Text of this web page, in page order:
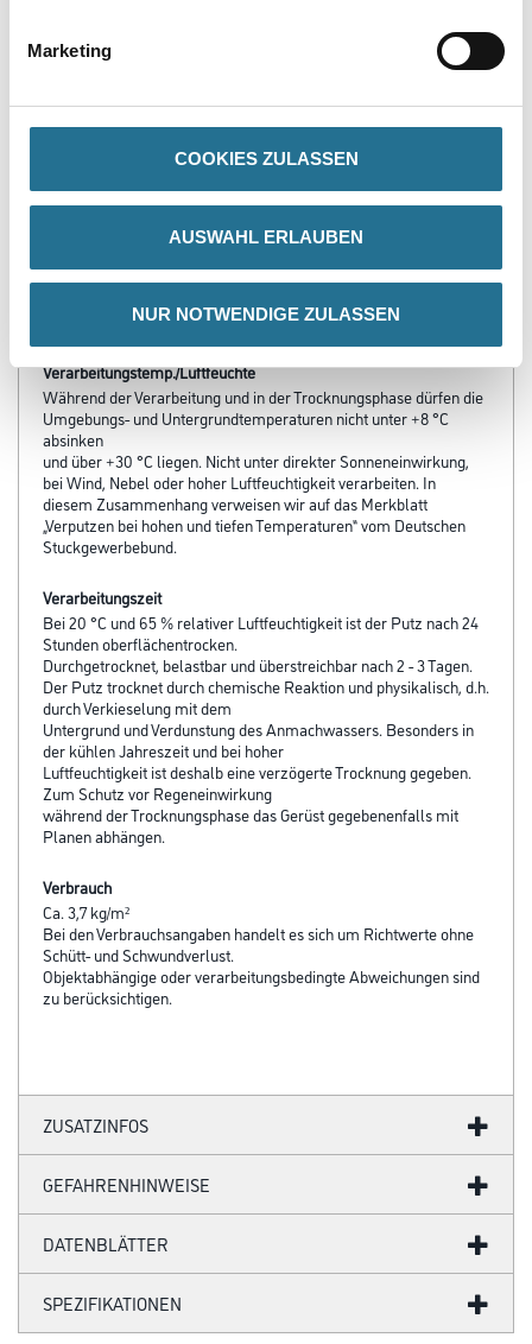
Marketing
COOKIES ZULASSEN
AUSWAHL ERLAUBEN
NUR NOTWENDIGE ZULASSEN
PRODUKTEIGENSCHAFTEN
- Ohne Biozide
- Geschmeidige Verarbeitung
Verarbeitungstemp./Luftfeuchte
Während der Verarbeitung und in der Trocknungsphase dürfen die
Umgebungs- und Untergrundtemperaturen nicht unter +8 °C
absinken
und über +30 °C liegen. Nicht unter direkter Sonneneinwirkung,
bei Wind, Nebel oder hoher Luftfeuchtigkeit verarbeiten. In
diesem Zusammenhang verweisen wir auf das Merkblatt
„Verputzen bei hohen und tiefen Temperaturen“ vom Deutschen
Stuckgewerbebund.
Verarbeitungszeit
Bei 20 °C und 65 % relativer Luftfeuchtigkeit ist der Putz nach 24
Stunden oberflächentrocken.
Durchgetrocknet, belastbar und überstreichbar nach 2 - 3 Tagen.
Der Putz trocknet durch chemische Reaktion und physikalisch, d.h.
durch Verkieselung mit dem
Untergrund und Verdunstung des Anmachwassers. Besonders in
der kühlen Jahreszeit und bei hoher
Luftfeuchtigkeit ist deshalb eine verzögerte Trocknung gegeben.
Zum Schutz vor Regeneinwirkung
während der Trocknungsphase das Gerüst gegebenenfalls mit
Planen abhängen.
Verbrauch
Ca. 3,7 kg/m²
Bei den Verbrauchsangaben handelt es sich um Richtwerte ohne
Schütt- und Schwundverlust.
Objektabhängige oder verarbeitungsbedingte Abweichungen sind
zu berücksichtigen.
ZUSATZINFOS
GEFAHRENHINWEISE
DATENBLÄTTER
SPEZIFIKATIONEN